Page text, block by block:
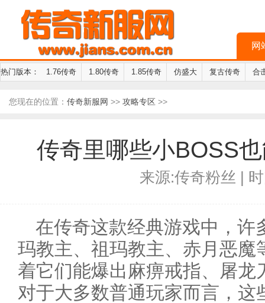
网
热门版本： 1.76传奇 1.80传奇 1.85传奇 仿盛大 复古传奇 合
您现在的位置： 传奇新服网 >> 攻略专区 >>
传奇里哪些小BOSS
来源:传奇粉丝 |
在传奇这款经典游戏中，许
玛教主、祖玛教主、赤月恶魔
着它们能爆出麻痹戒指、屠龙
对于大多数普通玩家而言，